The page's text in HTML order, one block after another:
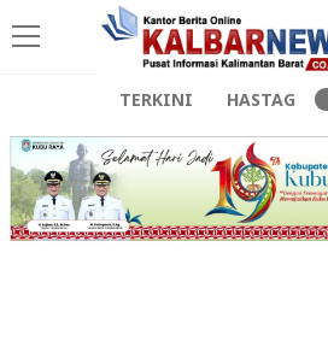
TERKINI HASTAG